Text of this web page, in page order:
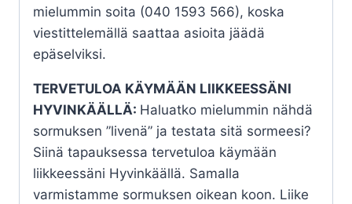
mielummin soita (040 1593 566), koska
viestittelemällä saattaa asioita jäädä
epäselviksi.
TERVETULOA KÄYMÄÄN LIIKKEESSÄNI
HYVINKÄÄLLÄ: Haluatko mielummin nähdä
sormuksen ”livenä” ja testata sitä sormeesi?
Siinä tapauksessa tervetuloa käymään
liikkeessäni Hyvinkäällä. Samalla
varmistamme sormuksen oikean koon. Liike